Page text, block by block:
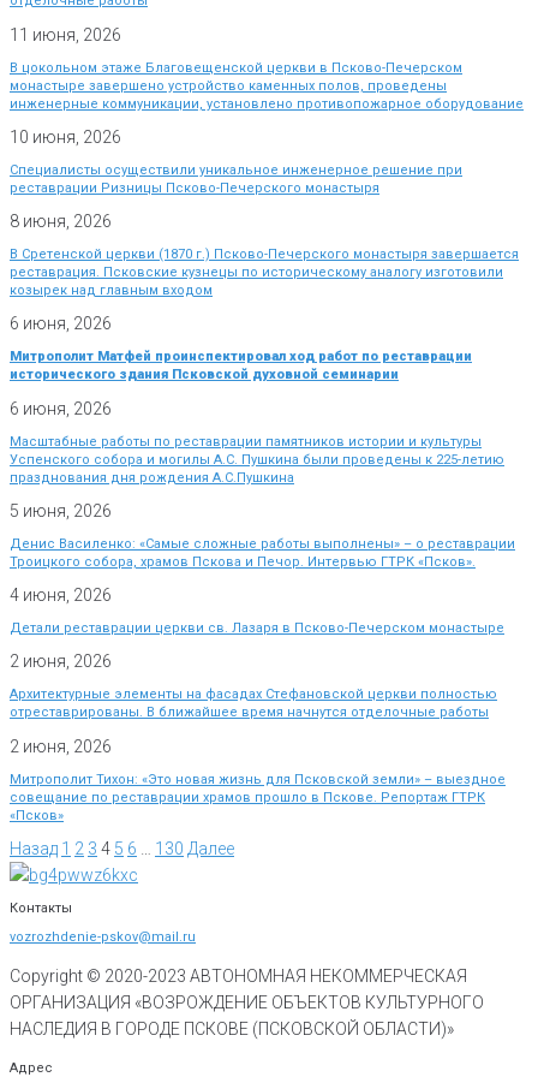
11 июня, 2026
В цокольном этаже Благовещенской церкви в Псково-Печерском
монастыре завершено устройство каменных полов, проведены
инженерные коммуникации, установлено противопожарное оборудование
10 июня, 2026
Специалисты осуществили уникальное инженерное решение при
реставрации Ризницы Псково-Печерского монастыря
8 июня, 2026
В Сретенской церкви (1870 г.) Псково-Печерского монастыря завершается
реставрация. Псковские кузнецы по историческому аналогу изготовили
козырек над главным входом
6 июня, 2026
Митрополит Матфей проинспектировал ход работ по реставрации
исторического здания Псковской духовной семинарии
6 июня, 2026
Масштабные работы по реставрации памятников истории и культуры
Успенского собора и могилы А.С. Пушкина были проведены к 225-летию
празднования дня рождения А.С.Пушкина
5 июня, 2026
Денис Василенко: «Самые сложные работы выполнены» – о реставрации
Троицкого собора, храмов Пскова и Печор. Интервью ГТРК «Псков».
4 июня, 2026
Детали реставрации церкви св. Лазаря в Псково-Печерском монастыре
2 июня, 2026
Архитектурные элементы на фасадах Стефановской церкви полностью
отреставрированы. В ближайшее время начнутся отделочные работы
2 июня, 2026
Митрополит Тихон: «Это новая жизнь для Псковской земли» – выездное
совещание по реставрации храмов прошло в Пскове. Репортаж ГТРК
«Псков»
Назад 1 2 3 4 5 6 130 Далее
Контакты
vozrozhdenie-pskov@mail.ru
Copyright © 2020-2023 АВТОНОМНАЯ НЕКОММЕРЧЕСКАЯ
ОРГАНИЗАЦИЯ «ВОЗРОЖДЕНИЕ ОБЪЕКТОВ КУЛЬТУРНОГО
НАСЛЕДИЯ В ГОРОДЕ ПСКОВЕ (ПСКОВСКОЙ ОБЛАСТИ)»
Адрес